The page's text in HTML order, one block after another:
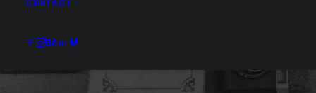
CONTACT